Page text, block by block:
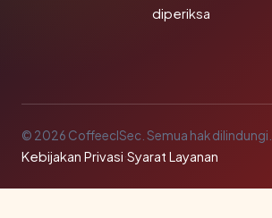
diperiksa
© 2026 CoffeeclSec. Semua hak dilindungi.
Kebijakan Privasi·Syarat Layanan